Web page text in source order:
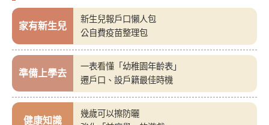
家有新生兒
新生兒報戶口懶人包
公自費疫苗整理包
準備上學去
一表看懂「幼稚園年齡表」
遷戶口、設戶籍最佳時機
健康知識
幾歲可以擦防曬